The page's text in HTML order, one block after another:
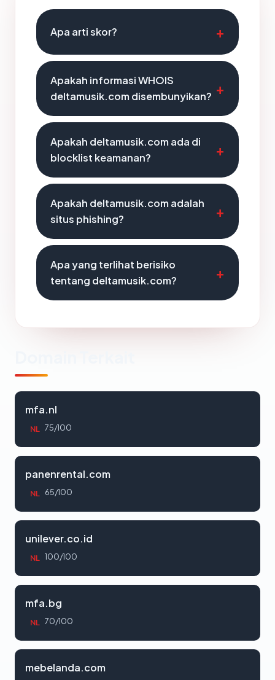
Apa arti skor?
Apakah informasi WHOIS
deltamusik.com disembunyikan?
Apakah deltamusik.com ada di
blocklist keamanan?
Apakah deltamusik.com adalah
situs phishing?
Apa yang terlihat berisiko
tentang deltamusik.com?
mfa.nl
NL 75/100
panenrental.com
NL 65/100
unilever.co.id
NL 100/100
mfa.bg
NL 70/100
mebelanda.com